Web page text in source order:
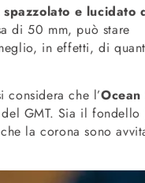
spazzolato e lucidato
di 50 mm, può stare
in effetti, di
che l’
GMT. Sia il fondello
la corona sono